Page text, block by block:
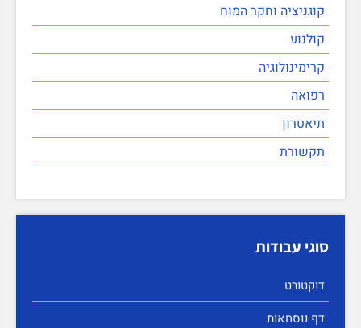
קוגניציה וחקר המוח
קולנוע
קרימינולוגיה
רפואה
תיאטרון
תקשורת
סוגי עבודות
דוקטורט
דף נוסחאות